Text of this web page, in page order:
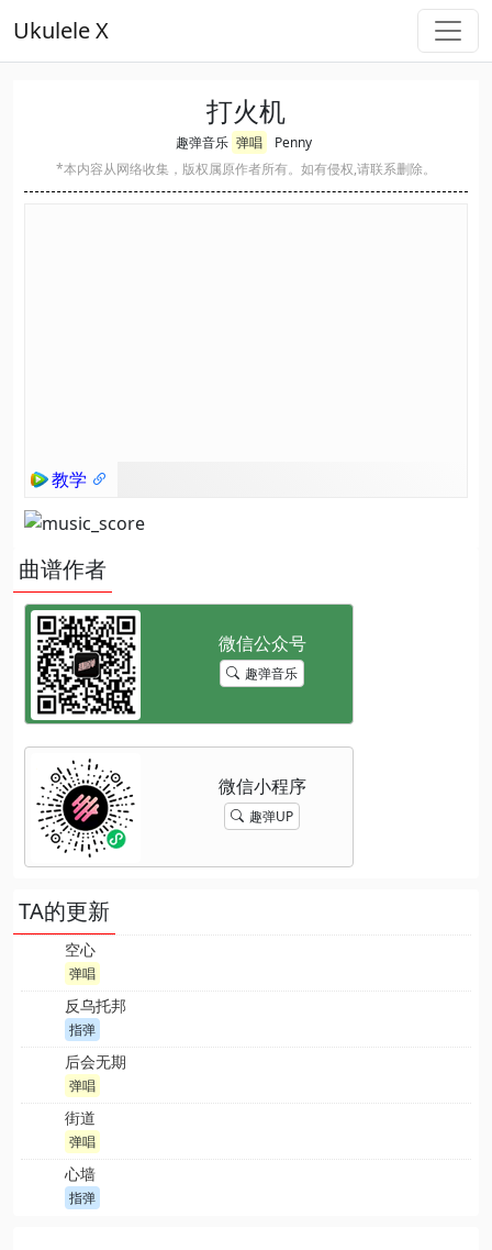
Ukulele X
打火机
趣弹音乐 弹唱
Penny
*本内容从网络收集，版权属原作者所有。如有侵权,请联系删除。
教学
曲谱作者
趣弹音乐
趣弹UP
TA的更新
空心
弹唱
反乌托邦
指弹
后会无期
弹唱
街道
弹唱
心墙
指弹